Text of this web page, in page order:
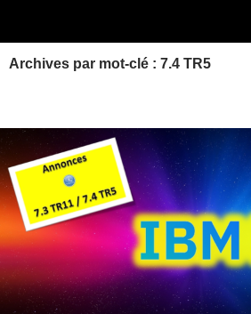
Archives par mot-clé : 7.4 TR5